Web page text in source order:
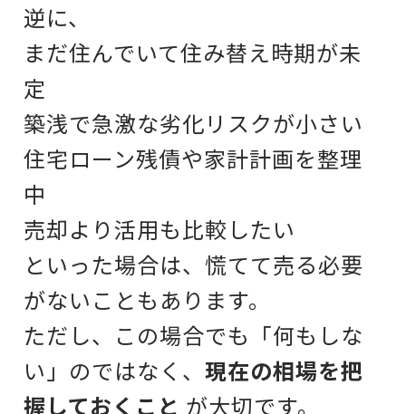
逆に、
まだ住んでいて住み替え時期が未
定
築浅で急激な劣化リスクが小さい
住宅ローン残債や家計計画を整理
中
売却より活用も比較したい
といった場合は、慌てて売る必要
がないこともあります。
ただし、この場合でも「何もしな
い」のではなく、 現在の相場を把
握しておくこと が大切です。